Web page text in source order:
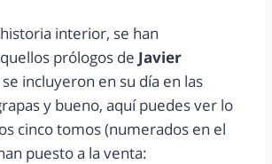
interior, se han
prólogos de Javier
incluyeron en su día en las
y bueno, aquí puedes ver lo
cinco tomos (numerados en el
puesto a la venta: